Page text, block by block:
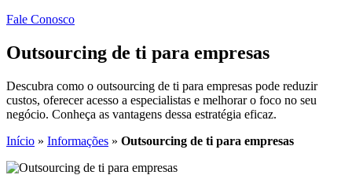
Fale Conosco
Outsourcing de ti para empresas
Descubra como o outsourcing de ti para empresas pode reduzir
custos, oferecer acesso a especialistas e melhorar o foco no seu
negócio. Conheça as vantagens dessa estratégia eficaz.
Início » Informações » Outsourcing de ti para empresas